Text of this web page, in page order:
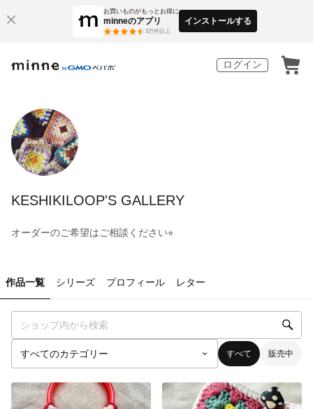
お買いものがもっとお得に
minneのアプリ
3万件以上
インストールする
ログイン
KESHIKILOOP'S GALLERY
オーダーのご希望はご相談ください⭐︎
作品一覧 シリーズ プロフィール レター
すべて 販売中